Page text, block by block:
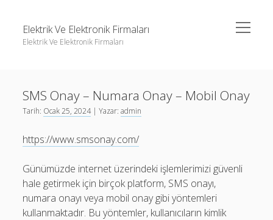
Elektrik Ve Elektronik Firmaları
Elektrik Ve Elektronik Firmaları
menüyü
aç
Instagram Beğeni Hilesi Bedava Şifresiz
Instagram Gizli Hesap Görme Forumu
Liste
Instagram Beğeni Hilesi Bedava Şifresiz
Instagram Gizli Hesap Görme Forumu
Liste
Sayfa Listesi
SMS Onay – Numara Onay – Mobil Onay
Tarih: Ocak 25, 2024| Yazar:admin
https://www.smsonay.com/
Günümüzde internet üzerindeki işlemlerimizi güvenli
hale getirmek için birçok platform, SMS onayı,
numara onayı veya mobil onay gibi yöntemleri
kullanmaktadır. Bu yöntemler, kullanıcıların kimlik